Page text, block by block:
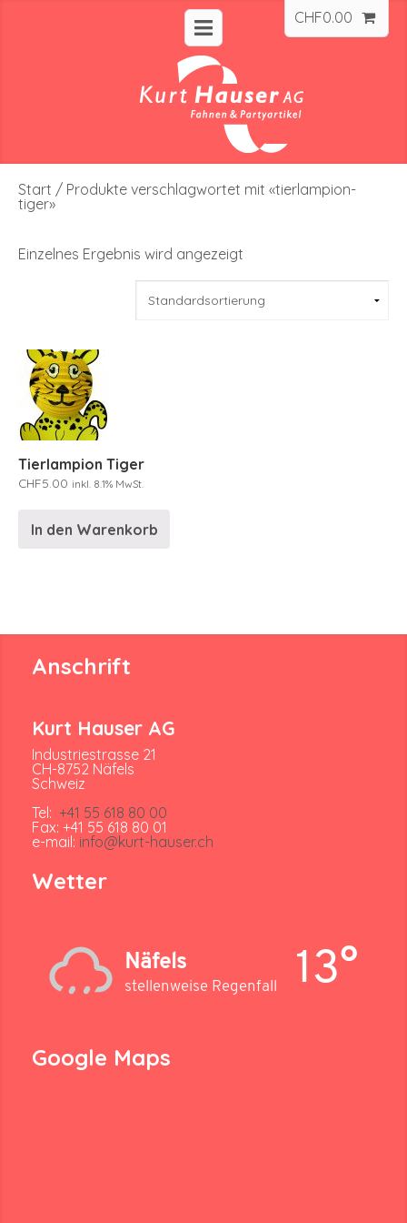
CHF0.00
Start / Produkte verschlagwortet mit «tierlampion-
tiger»
Einzelnes Ergebnis wird angezeigt
Tierlampion Tiger
CHF5.00 inkl. 8.1% MwSt.
In den Warenkorb
Anschrift
Kurt Hauser AG
Industriestrasse 21
CH-8752 Näfels
Schweiz
Tel: +41 55 618 80 00
Fax: +41 55 618 80 01
e-mail: info@kurt-hauser.ch
Wetter
Näfels
stellenweise Regenfall 13°
Google Maps